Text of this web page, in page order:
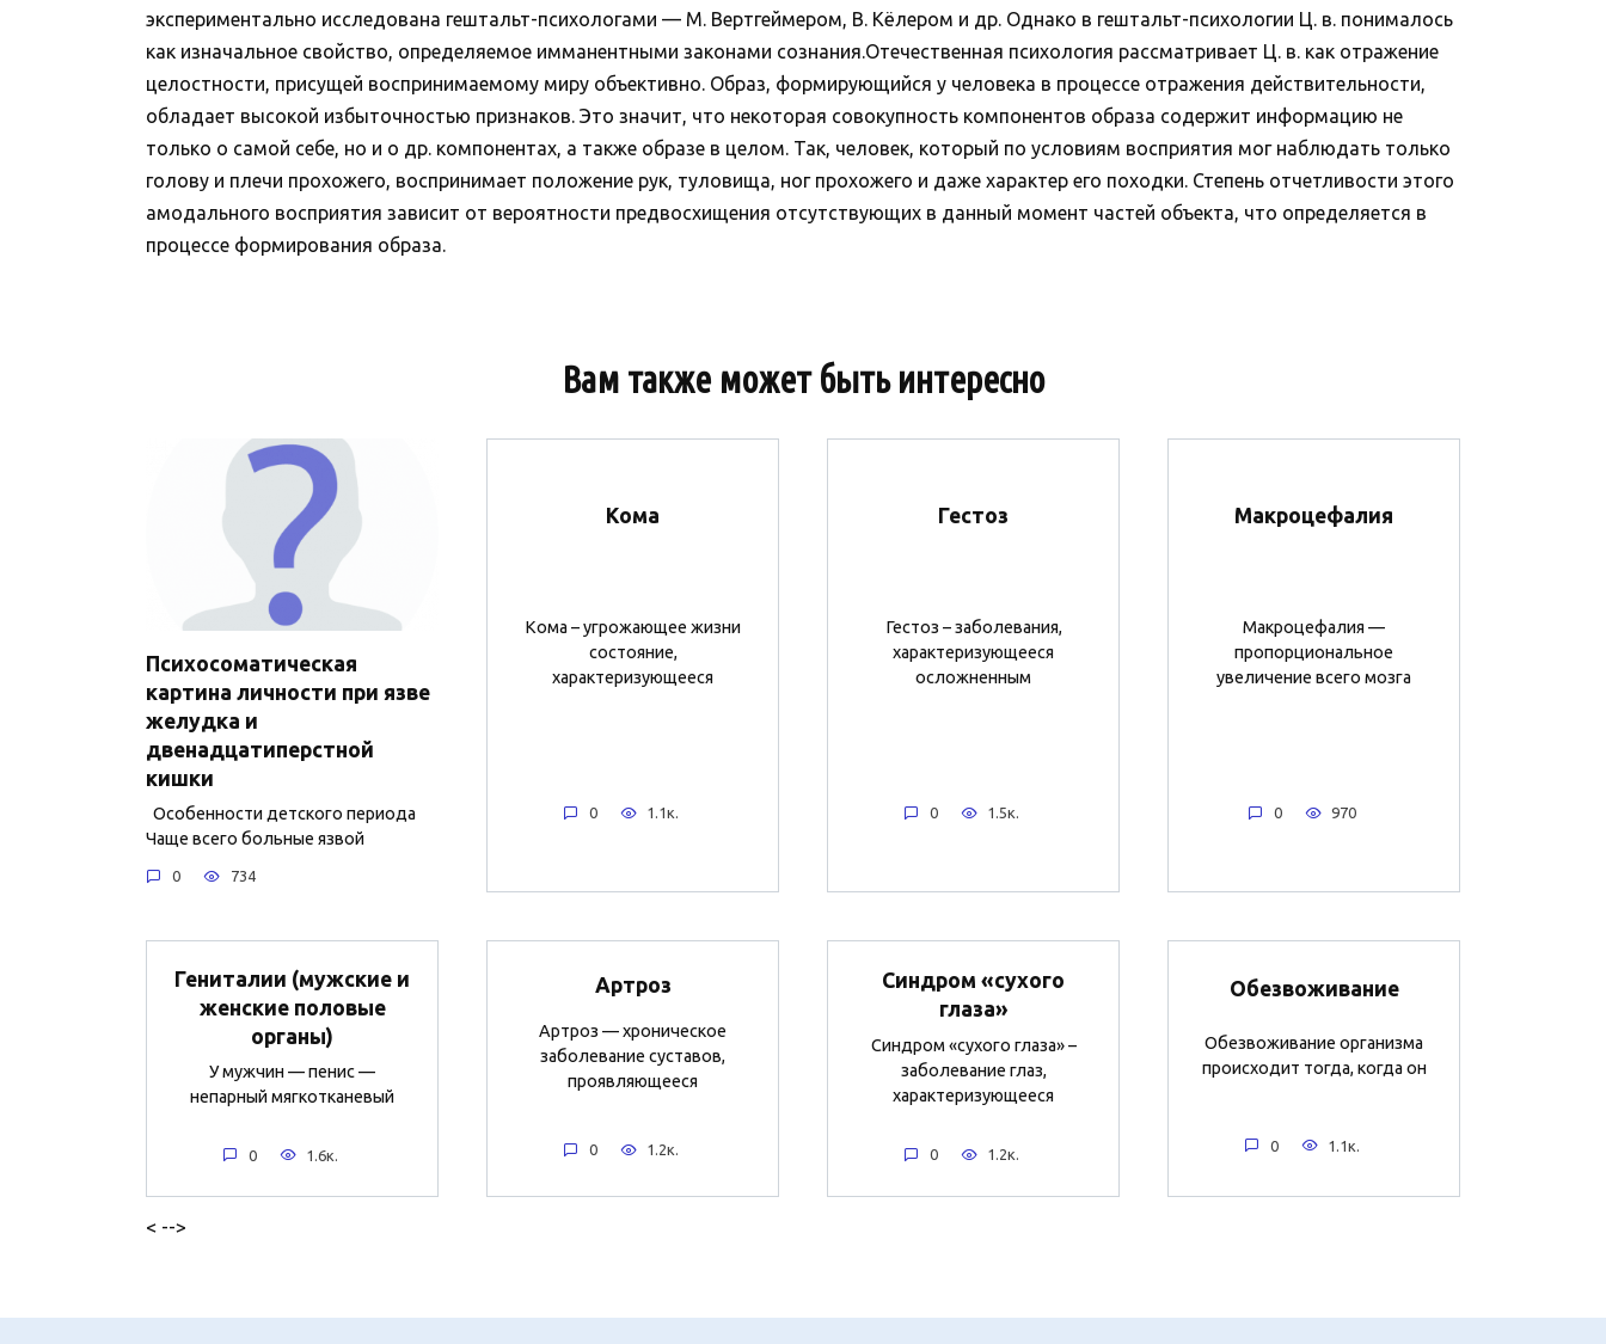
экспериментально исследована гештальт-психологами — М. Вертгеймером, В. Кёлером и др. Однако в гештальт-психологии Ц. в. понималось
как изначальное свойство, определяемое имманентными законами сознания.Отечественная психология рассматривает Ц. в. как отражение
целостности, присущей воспринимаемому миру объективно. Образ, формирующийся у человека в процессе отражения действительности,
обладает высокой избыточностью признаков. Это значит, что некоторая совокупность компонентов образа содержит информацию не
только о самой себе, но и о др. компонентах, а также образе в целом. Так, человек, который по условиям восприятия мог наблюдать только
голову и плечи прохожего, воспринимает положение рук, туловища, ног прохожего и даже характер его походки. Степень отчетливости этого
амодального восприятия зависит от вероятности предвосхищения отсутствующих в данный момент частей объекта, что определяется в
процессе формирования образа.
Вам также может быть интересно
Психосоматическая
картина личности при язве
желудка и
двенадцатиперстной
кишки
Особенности детского периода
Чаще всего больные язвой
0 734
Кома
Кома – угрожающее жизни
состояние,
характеризующееся
0 1.1к.
Гестоз
Гестоз – заболевания,
характеризующееся
осложненным
0 1.5к.
Макроцефалия
Макроцефалия —
пропорциональное
увеличение всего мозга
0 970
Гениталии (мужские и
женские половые
органы)
У мужчин — пенис —
непарный мягкотканевый
0 1.6к.
Артроз
Артроз — хроническое
заболевание суставов,
проявляющееся
0 1.2к.
Синдром «сухого
глаза»
Синдром «сухого глаза» –
заболевание глаз,
характеризующееся
0 1.2к.
Обезвоживание
Обезвоживание организма
происходит тогда, когда он
0 1.1к.
< -->